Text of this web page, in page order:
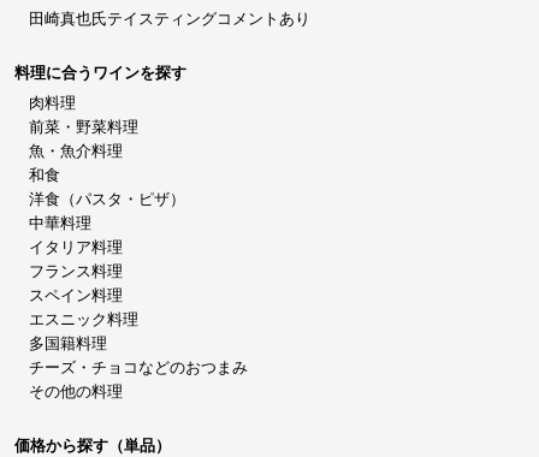
田崎真也氏テイスティングコメントあり
料理に合うワインを探す
肉料理
前菜・野菜料理
魚・魚介料理
和食
洋食（パスタ・ピザ）
中華料理
イタリア料理
フランス料理
スペイン料理
エスニック料理
多国籍料理
チーズ・チョコなどのおつまみ
その他の料理
価格から探す（単品）